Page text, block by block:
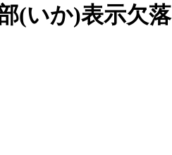
(いか)表示欠落